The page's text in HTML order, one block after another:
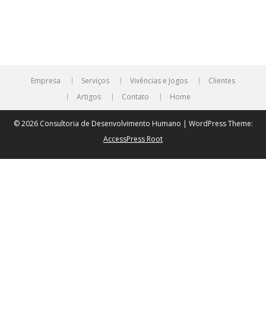
Empresa Serviços Vivências e Jogos
Clientes
Artigos
Contato Home
© 2026 Consultoria de Desenvolvimento Humano | WordPress Theme:
AccessPress Root